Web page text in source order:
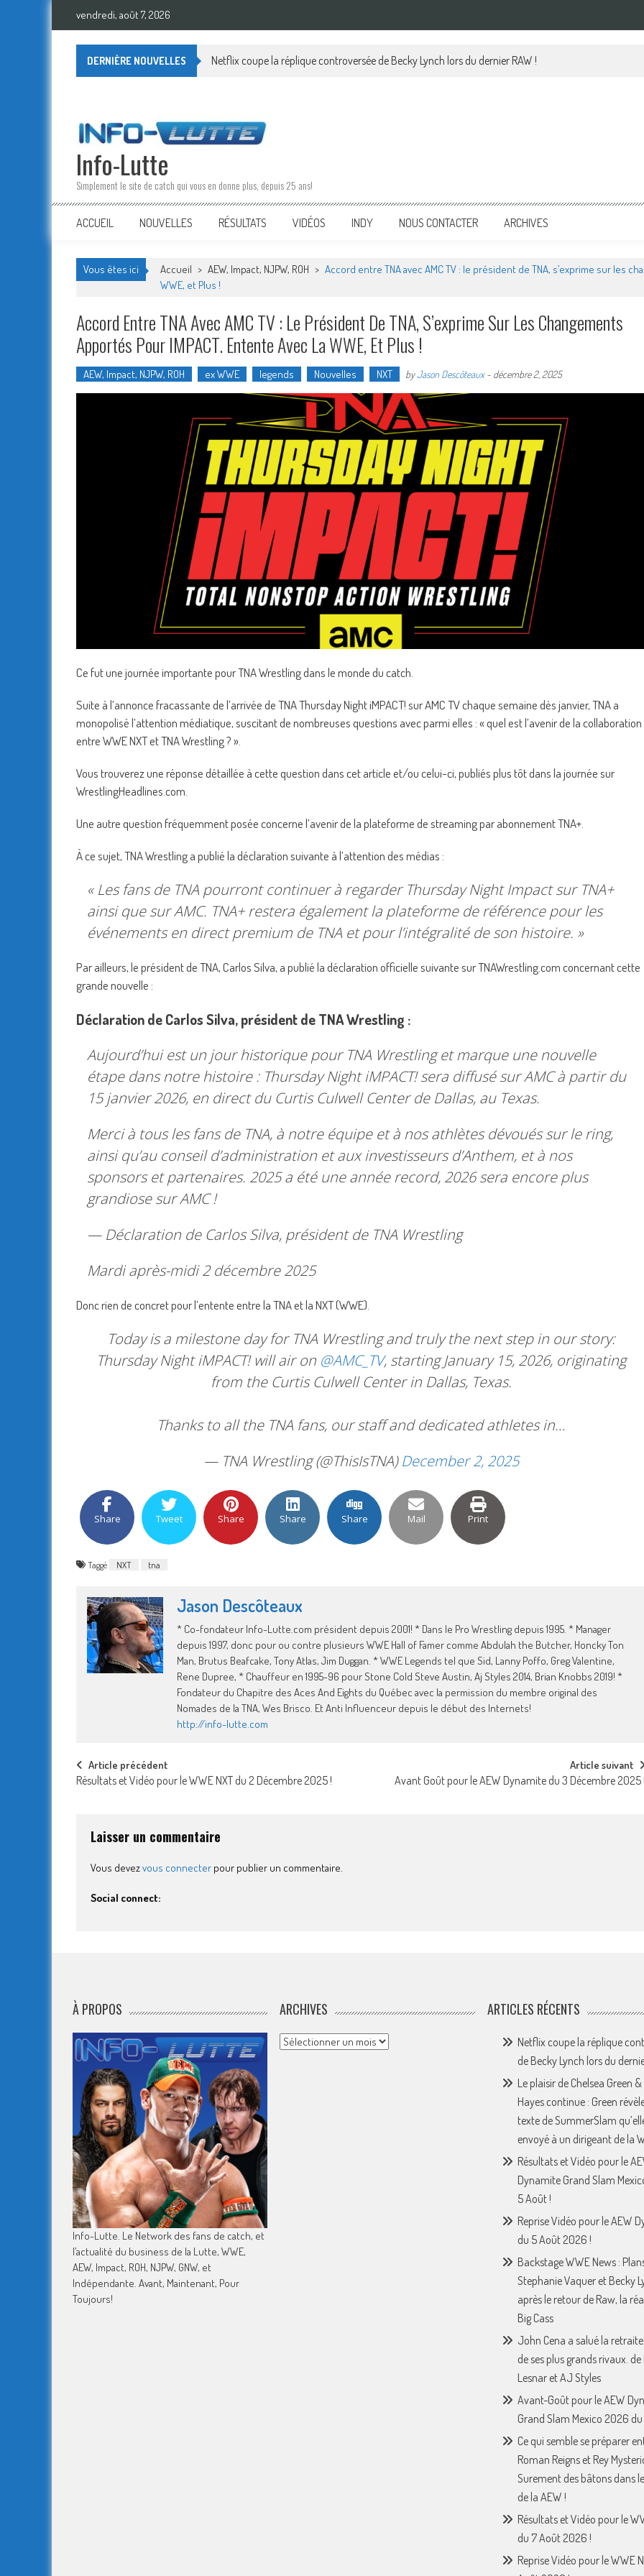
Skip
vendredi, août 7, 2026
DERNIÈRE NOUVELLES Netflix coupe la réplique controversée de Becky Lynch lors du dernier RAW !
Info-Lutte
Simplement le site de catch qui vous en donne plus, depuis 25 ans!
ACCUEIL NOUVELLES RÉSULTATS VIDÉOS INDY NOUS CONTACTER ARCHIVES
Vous êtes ici Accueil > AEW, Impact, NJPW, ROH > Accord entre TNA avec AMC TV : le président de TNA, s’exprime sur les
WWE, et Plus !
Accord Entre TNA Avec AMC TV : Le Président De TNA, S’exprime Sur Les Changements
Apportés Pour IMPACT. Entente Avec La WWE, Et Plus !
AEW, Impact, NJPW, ROH ex WWE legends Nouvelles NXT byJason Descôteaux- décembre 2, 2025
Ce fut une journée importante pour TNA Wrestling dans le monde du catch.
Suite à l’annonce fracassante de l’arrivée de TNA Thursday Night iMPACT! sur AMC TV chaque semaine dès janvier, TNA a
monopolisé l’attention médiatique, suscitant de nombreuses questions avec parmi elles : « quel est l’avenir de la collaboration
entre WWE NXT et TNA Wrestling ? ».
Vous trouverez une réponse détaillée à cette question dans cet article et/ou celui-ci, publiés plus tôt dans la journée sur
WrestlingHeadlines.com.
Une autre question fréquemment posée concerne l’avenir de la plateforme de streaming par abonnement TNA+.
À ce sujet, TNA Wrestling a publié la déclaration suivante à l’attention des médias :
« Les fans de TNA pourront continuer à regarder Thursday Night Impact sur TNA+
ainsi que sur AMC. TNA+ restera également la plateforme de référence pour les
événements en direct premium de TNA et pour l’intégralité de son histoire. »
Par ailleurs, le président de TNA, Carlos Silva, a publié la déclaration officielle suivante sur TNAWrestling.com concernant cette
grande nouvelle :
Déclaration de Carlos Silva, président de TNA Wrestling :
Aujourd’hui est un jour historique pour TNA Wrestling et marque une nouvelle
étape dans notre histoire : Thursday Night iMPACT! sera diffusé sur AMC à partir du
15 janvier 2026, en direct du Curtis Culwell Center de Dallas, au Texas.
Merci à tous les fans de TNA, à notre équipe et à nos athlètes dévoués sur le ring,
ainsi qu’au conseil d’administration et aux investisseurs d’Anthem, et à nos
sponsors et partenaires. 2025 a été une année record, 2026 sera encore plus
grandiose sur AMC !
— Déclaration de Carlos Silva, président de TNA Wrestling
Mardi après-midi 2 décembre 2025
Donc rien de concret pour l’entente entre la TNA et la NXT (WWE).
Today is a milestone day for TNA Wrestling and truly the next step in our story:
Thursday Night iMPACT! will air on @AMC_TV, starting January 15, 2026, originating
from the Curtis Culwell Center in Dallas, Texas.
Thanks to all the TNA fans, our staff and dedicated athletes in…
— TNA Wrestling (@ThisIsTNA)December 2, 2025
Share Tweet Share Share Share Mail Print
Taggé NXT tna
Jason Descôteaux
* Co-fondateur Info-Lutte.com président depuis 2001! * Dans le Pro Wrestling depuis 1995. * Manager
depuis 1997, donc pour ou contre plusieurs WWE Hall of Famer comme Abdulah the Butcher, Honcky Ton
Man, Brutus Beafcake, Tony Atlas, Jim Duggan. * WWE Legends tel que Sid, Lanny Poffo, Greg Valentine,
Rene Dupree, * Chauffeur en 1995-96 pour Stone Cold Steve Austin, Aj Styles 2014, Brian Knobbs 2019! *
Fondateur du Chapitre des Aces And Eights du Québec avec la permission du membre original des
Nomades de la TNA, Wes Brisco. Et Anti Influenceur depuis le début des Internets!
http://info-lutte.com
Post
Article précédent
Résultats et Vidéo pour le WWE NXT du 2 Décembre 2025 !
Article suivant
Avant Goût pour le AEW Dynamite du 3 Décembre 2025
Laisser un commentaire
Vous devezvous connecter pour publier un commentaire.
Social connect:
À PROPOS
Info-Lutte. Le Network des fans de catch, et
l’actualité du business de la Lutte, WWE,
AEW, Impact, ROH, NJPW, GNW, et
Indépendante. Avant, Maintenant, Pour
Toujours!
ARCHIVES
Archives
ARTICLES RÉCENTS
Netflix coupe la réplique
de Becky Lynch lors du
Le plaisir de Chelsea Green
Hayes continue : Green
texte de SummerSlam
envoyé à un dirigeant de la
Résultats et Vidéo pour le
Dynamite Grand Slam
5 Août !
Reprise Vidéo pour le AEW
du 5 Août 2026 !
Backstage WWE News :
Stephanie Vaquer et Becky
après le retour de Raw, la
Big Cass
John Cena a salué la retraite
de ses plus grands rivaux.
Lesnar et AJ Styles
Avant-Goût pour le AEW
Grand Slam Mexico 2026
Ce qui semble se préparer
Roman Reigns et Rey
Surement des bâtons dans
de la AEW !
Résultats et Vidéo pour le
du 7 Août 2026 !
Reprise Vidéo pour le WWE